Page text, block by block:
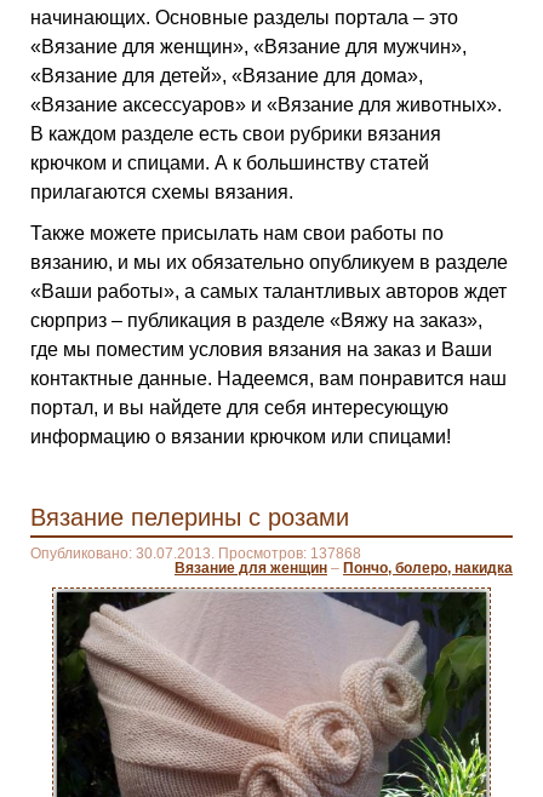
начинающих. Основные разделы портала – это
«Вязание для женщин», «Вязание для мужчин»,
«Вязание для детей», «Вязание для дома»,
«Вязание аксессуаров» и «Вязание для животных».
В каждом разделе есть свои рубрики вязания
крючком и спицами. А к большинству статей
прилагаются схемы вязания.
Также можете присылать нам свои работы по
вязанию, и мы их обязательно опубликуем в разделе
«Ваши работы», а самых талантливых авторов ждет
сюрприз – публикация в разделе «Вяжу на заказ»,
где мы поместим условия вязания на заказ и Ваши
контактные данные. Надеемся, вам понравится наш
портал, и вы найдете для себя интересующую
информацию о вязании крючком или спицами!
Вязание пелерины с розами
Опубликовано: 30.07.2013. Просмотров: 137868
Вязание для женщин – Пончо, болеро, накидка